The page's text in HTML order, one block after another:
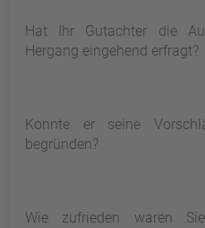
Hat Ihr Gutachter die
Hergang eingehend erfragt?
Konnte er seine
begründen?
Wie zufrieden waren